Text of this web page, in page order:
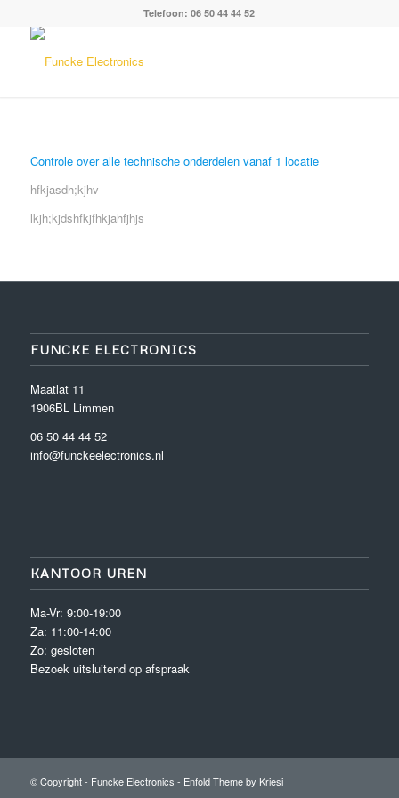
Telefoon: 06 50 44 44 52
Controle over alle technische onderdelen vanaf 1 locatie
hfkjasdh;kjhv
lkjh;kjdshfkjfhkjahfjhjs
FUNCKE ELECTRONICS
Maatlat 11
1906BL Limmen
06 50 44 44 52
info@funckeelectronics.nl
KANTOOR UREN
Ma-Vr: 9:00-19:00
Za: 11:00-14:00
Zo: gesloten
Bezoek uitsluitend op afspraak
© Copyright - Funcke Electronics - Enfold Theme by Kriesi